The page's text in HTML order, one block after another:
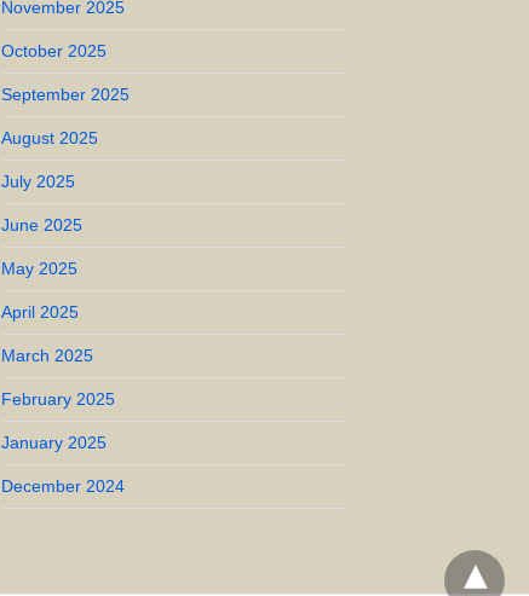
November 2025
October 2025
September 2025
August 2025
July 2025
June 2025
May 2025
April 2025
March 2025
February 2025
January 2025
December 2024